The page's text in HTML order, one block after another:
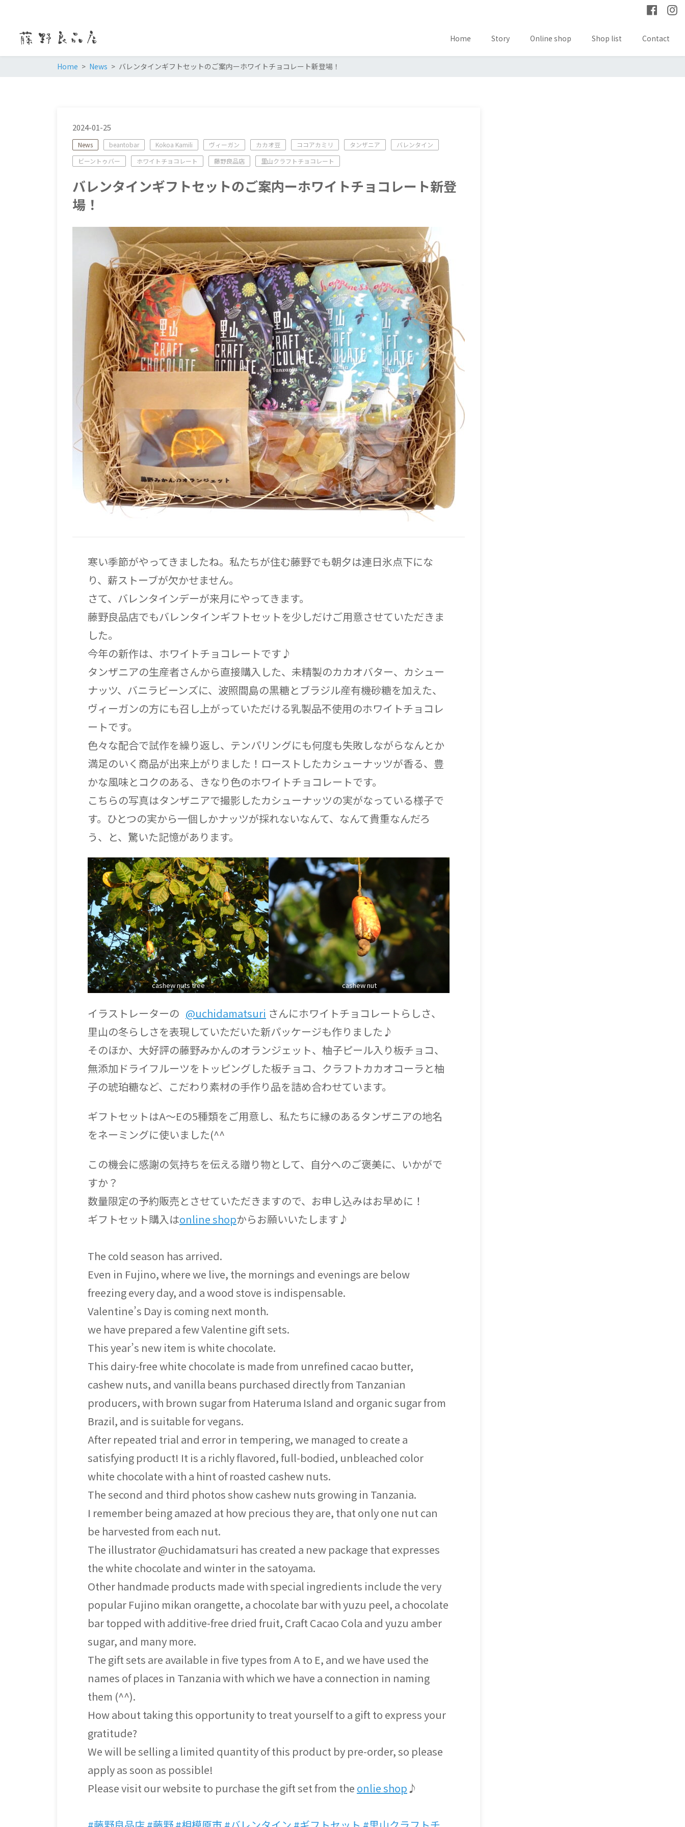
Home Story Online shop Shop list Contact
Home News バレンタインギフトセットのご案内ーホワイトチョコレート新登場！
2024-01-25
News beantobar Kokoa Kamili ヴィーガン カカオ豆 ココアカミリ タンザニア
バレンタイン
ビーントゥバー
ホワイトチョコレート 藤野良品店 里山クラフトチョコレート
バレンタインギフトセットのご案内ーホワイトチョコレート新登
場！
寒い季節がやってきましたね。私たちが住む藤野でも朝夕は連日氷点下にな
り、薪ストーブが欠かせません。
さて、バレンタインデーが来月にやってきます。
藤野良品店でもバレンタインギフトセットを少しだけご用意させていただきま
した。
今年の新作は、ホワイトチョコレートです♪
タンザニアの生産者さんから直接購入した、未精製のカカオバター、カシュー
ナッツ、バニラビーンズに、波照間島の黒糖とブラジル産有機砂糖を加えた、
ヴィーガンの方にも召し上がっていただける乳製品不使用のホワイトチョコレ
ートです。
色々な配合で試作を繰り返し、テンパリングにも何度も失敗しながらなんとか
満足のいく商品が出来上がりました！ローストしたカシューナッツが香る、豊
かな風味とコクのある、きなり色のホワイトチョコレートです。
こちらの写真はタンザニアで撮影したカシューナッツの実がなっている様子で
す。ひとつの実から一個しかナッツが採れないなんて、なんて貴重なんだろ
う、と、驚いた記憶があります。
cashew nuts tree cashew nut
イラストレーターの @uchidamatsuri さんにホワイトチョコレートらしさ、
里山の冬らしさを表現していただいた新パッケージも作りました♪
そのほか、大好評の藤野みかんのオランジェット、柚子ピール入り板チョコ、
無添加ドライフルーツをトッピングした板チョコ、クラフトカカオコーラと柚
子の琥珀糖など、こだわり素材の手作り品を詰め合わせています。
ギフトセットはA～Eの5種類をご用意し、私たちに縁のあるタンザニアの地名
をネーミングに使いました(^^
この機会に感謝の気持ちを伝える贈り物として、自分へのご褒美に、いかがで
すか？
数量限定の予約販売とさせていただきますので、お申し込みはお早めに！
ギフトセット購入はonline shopからお願いいたします♪
The cold season has arrived.
Even in Fujino, where we live, the mornings and evenings are below
freezing every day, and a wood stove is indispensable.
Valentine’s Day is coming next month.
we have prepared a few Valentine gift sets.
This year’s new item is white chocolate.
This dairy-free white chocolate is made from unrefined cacao butter,
cashew nuts, and vanilla beans purchased directly from Tanzanian
producers, with brown sugar from Hateruma Island and organic sugar from
Brazil, and is suitable for vegans.
After repeated trial and error in tempering, we managed to create a
satisfying product! It is a richly flavored, full-bodied, unbleached color
white chocolate with a hint of roasted cashew nuts.
The second and third photos show cashew nuts growing in Tanzania.
I remember being amazed at how precious they are, that only one nut can
be harvested from each nut.
The illustrator @uchidamatsuri has created a new package that expresses
the white chocolate and winter in the satoyama.
Other handmade products made with special ingredients include the very
popular Fujino mikan orangette, a chocolate bar with yuzu peel, a chocolate
bar topped with additive-free dried fruit, Craft Cacao Cola and yuzu amber
sugar, and many more.
The gift sets are available in five types from A to E, and we have used the
names of places in Tanzania with which we have a connection in naming
them (^^).
How about taking this opportunity to treat yourself to a gift to express your
gratitude?
We will be selling a limited quantity of this product by pre-order, so please
apply as soon as possible!
Please visit our website to purchase the gift set from the onlie shop♪